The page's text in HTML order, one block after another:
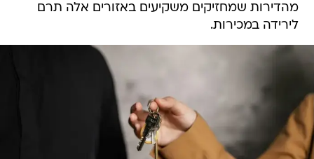
מהדירות שמחזיקים משקיעים באזורים אלה תרם
לירידה במכירות.